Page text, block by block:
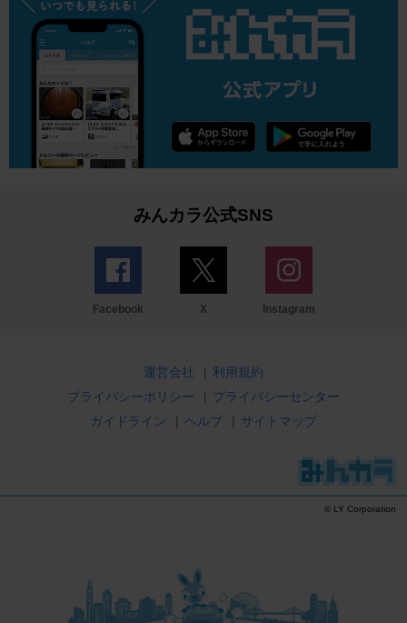
みんカラ公式SNS
Facebook X Instagram
運営会社 | 利用規約
プライバシーポリシー
| プライバシーセンター
ガイドライン
| ヘルプ | サイトマップ
© LY Corporation